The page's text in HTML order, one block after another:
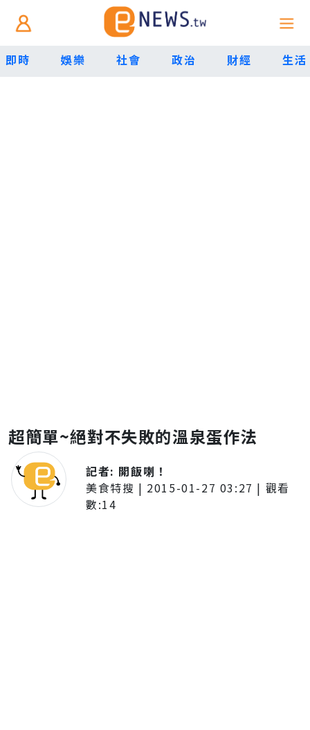
即時 娛樂 社會 政治 財經 生活
超簡單~絕對不失敗的溫泉蛋作法
記者: 開飯喇！
美食特搜 | 2015-01-27 03:27 | 觀看
數:14